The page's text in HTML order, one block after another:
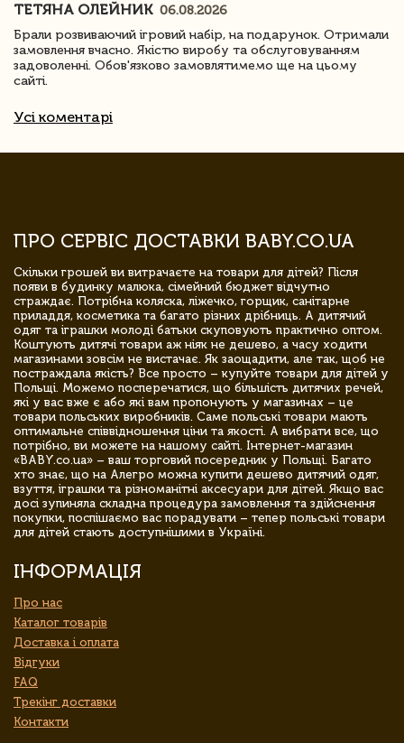
ТЕТЯНА ОЛЕЙНИК 06.08.2026
Брали розвиваючий ігровий набір, на подарунок. Отримали
замовлення вчасно. Якістю виробу та обслуговуванням
задоволенні. Обов'язково замовлятимемо ще на цьому
сайті.
Усі коментарі
ПРО СЕРВІС ДОСТАВКИ BABY.CO.UA
Скільки грошей ви витрачаєте на товари для дітей? Після
появи в будинку малюка, сімейний бюджет відчутно
страждає. Потрібна коляска, ліжечко, горщик, санітарне
приладдя, косметика та багато різних дрібниць. А дитячий
одяг та іграшки молоді батьки скуповують практично оптом.
Коштують дитячі товари аж ніяк не дешево, а часу ходити
магазинами зовсім не вистачає. Як заощадити, але так, щоб не
постраждала якість? Все просто – купуйте товари для дітей у
Польщі. Можемо посперечатися, що більшість дитячих речей,
які у вас вже є або які вам пропонують у магазинах – це
товари польських виробників. Саме польські товари мають
оптимальне співвідношення ціни та якості. А вибрати все, що
потрібно, ви можете на нашому сайті. Інтернет-магазин
«BABY.co.ua» – ваш торговий посередник у Польщі. Багато
хто знає, що на Алегро можна купити дешево дитячий одяг,
взуття, іграшки та різноманітні аксесуари для дітей. Якщо вас
досі зупиняла складна процедура замовлення та здійснення
покупки, поспішаємо вас порадувати – тепер польські товари
для дітей стають доступнішими в Україні.
ІНФОРМАЦІЯ
Про нас
Каталог товарів
Доставка і оплата
Відгуки
FAQ
Трекінг доставки
Контакти